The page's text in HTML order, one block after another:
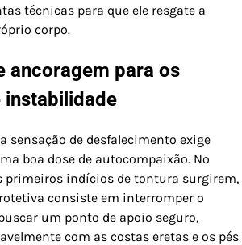
técnicas para que ele resgate a
corpo.
ancoragem para os
instabilidade
sensação de desfalecimento exige
boa dose de autocompaixão. No
primeiros indícios de tontura surgirem,
consiste em interromper o
um ponto de apoio seguro,
com as costas eretas e os pés